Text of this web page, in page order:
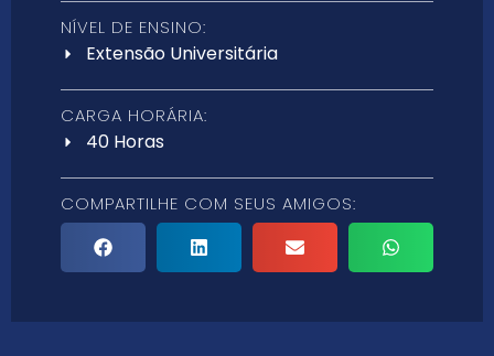
NÍVEL DE ENSINO:
Extensão Universitária
CARGA HORÁRIA:
40 Horas
COMPARTILHE COM SEUS AMIGOS: